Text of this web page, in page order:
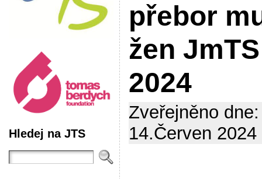
Hledej na JTS
přebor
žen JmTS
2024
Zveřejněno dne:
14.Červen 2024